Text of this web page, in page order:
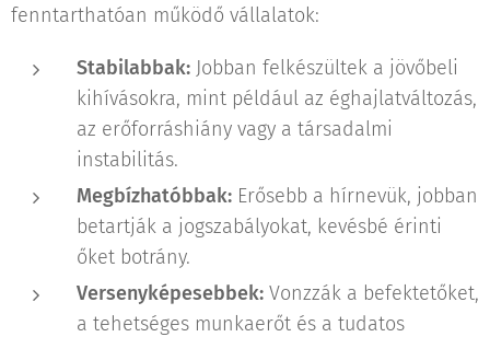
fenntarthatóan működő vállalatok:
Stabilabbak: Jobban felkészültek a jövőbeli
kihívásokra, mint például az éghajlatváltozás,
az erőforráshiány vagy a társadalmi
instabilitás.
Megbízhatóbbak: Erősebb a hírnevük, jobban
betartják a jogszabályokat, kevésbé érinti
őket botrány.
Versenyképesebbek: Vonzzák a befektetőket,
a tehetséges munkaerőt és a tudatos